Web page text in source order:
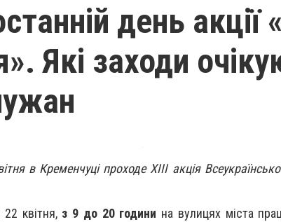
день акції
Які заходи
в Кременчуці проходе XIII акція
22 квітня,з 9 до 20 години на вулицях міста